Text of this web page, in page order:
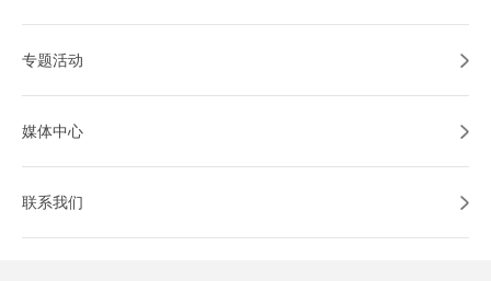
专题活动
媒体中心
联系我们